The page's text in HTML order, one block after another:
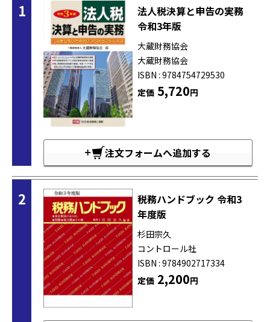
1
法人税決算と申告の実務
令和3年版
大蔵財務協会
大蔵財務協会
ISBN : 9784754729530
定価5,720円
注文フォームへ追加する
2
税務ハンドブック 令和3
年度版
杉田宗久
コントロール社
ISBN : 9784902717334
定価2,200円